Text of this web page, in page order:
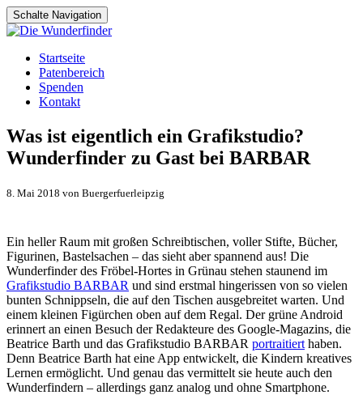
Schalte Navigation
Zum
Inhalt
springen
Startseite
Patenbereich
Spenden
Kontakt
Was ist eigentlich ein Grafikstudio?
Wunderfinder zu Gast bei BARBAR
8. Mai 2018 von Buergerfuerleipzig
Ein heller Raum mit großen Schreibtischen, voller Stifte, Bücher,
Figurinen, Bastelsachen – das sieht aber spannend aus! Die
Wunderfinder des Fröbel-Hortes in Grünau stehen staunend im
Grafikstudio BARBAR und sind erstmal hingerissen von so vielen
bunten Schnippseln, die auf den Tischen ausgebreitet warten. Und
einem kleinen Figürchen oben auf dem Regal. Der grüne Android
erinnert an einen Besuch der Redakteure des Google-Magazins, die
Beatrice Barth und das Grafikstudio BARBAR portraitiert haben.
Denn Beatrice Barth hat eine App entwickelt, die Kindern kreatives
Lernen ermöglicht. Und genau das vermittelt sie heute auch den
Wunderfindern – allerdings ganz analog und ohne Smartphone.